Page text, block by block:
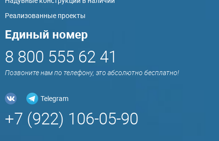
Реализованные проекты
Единый номер
8 800 555 62 41
Позвоните нам по телефону, это абсолютно бесплатно!
Telegram
+7 (922) 106-05-90